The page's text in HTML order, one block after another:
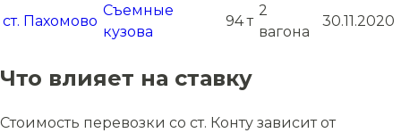
ст. Пахомово
Съемные
кузова
94 т
2
вагона
30.11.2020
Что влияет на ставку
Стоимость перевозки со ст. Конту зависит от